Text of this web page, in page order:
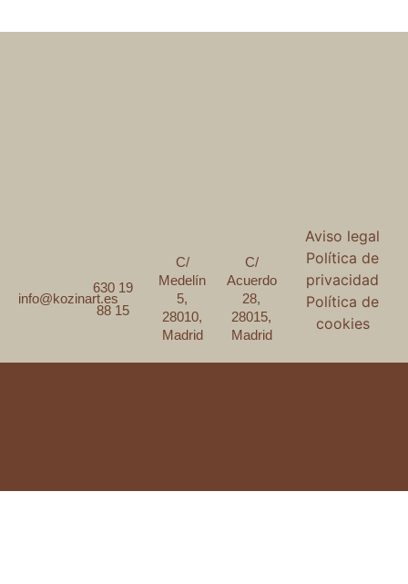
info@kozinart.es
630 19
88 15
C/
Medelín
5,
28010,
Madrid
C/
Acuerdo
28,
28015,
Madrid
Aviso legal
Política de
privacidad
Política de
cookies
© Copyright Kozinart 2026